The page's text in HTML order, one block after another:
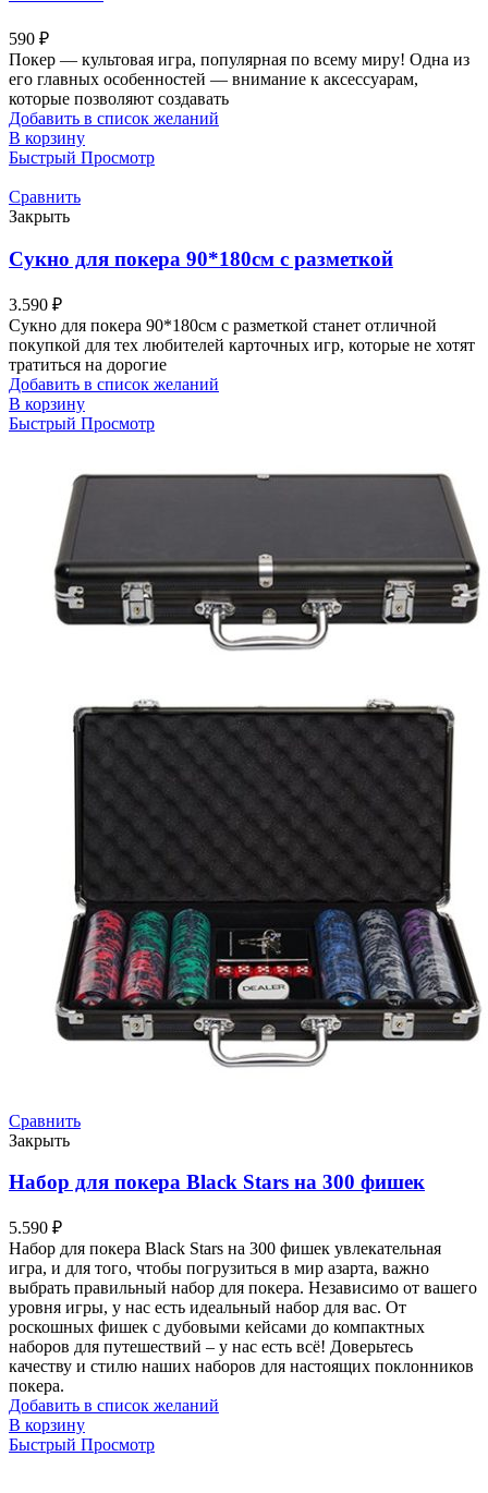
590 ₽
Покер — культовая игра, популярная по всему миру! Одна из
его главных особенностей — внимание к аксессуарам,
которые позволяют создавать
Добавить в список желаний
В корзину
Быстрый Просмотр
Сравнить
Закрыть
Сукно для покера 90*180см с разметкой
3.590 ₽
Сукно для покера 90*180см с разметкой станет отличной
покупкой для тех любителей карточных игр, которые не хотят
тратиться на дорогие
Добавить в список желаний
В корзину
Быстрый Просмотр
Сравнить
Закрыть
Набор для покера Black Stars на 300 фишек
5.590 ₽
Набор для покера Black Stars на 300 фишек увлекательная
игра, и для того, чтобы погрузиться в мир азарта, важно
выбрать правильный набор для покера. Независимо от вашего
уровня игры, у нас есть идеальный набор для вас. От
роскошных фишек с дубовыми кейсами до компактных
наборов для путешествий – у нас есть всё! Доверьтесь
качеству и стилю наших наборов для настоящих поклонников
покера.
Добавить в список желаний
В корзину
Быстрый Просмотр